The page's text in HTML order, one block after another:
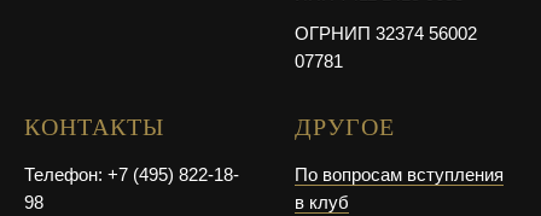
ОГРНИП 32374 56002
07781
КОНТАКТЫ
Телефон: +7 (495) 822-18-
98
ДРУГОЕ
По вопросам вступления
в клуб